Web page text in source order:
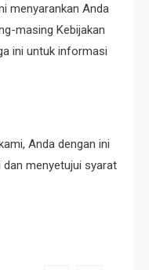
menyarankan Anda
masing Kebijakan
ini untuk informasi
Anda dengan ini
dan menyetujui syarat